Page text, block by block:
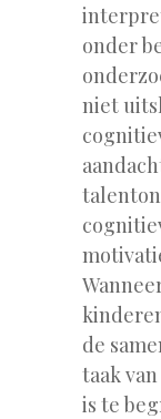
onder
niet
de
taak
is te